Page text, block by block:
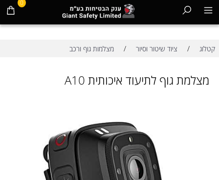
0
קטלוג / ציוד שיטור וסיור / מצלמות גוף ורכב
מצלמת גוף לתיעוד איכותית A10